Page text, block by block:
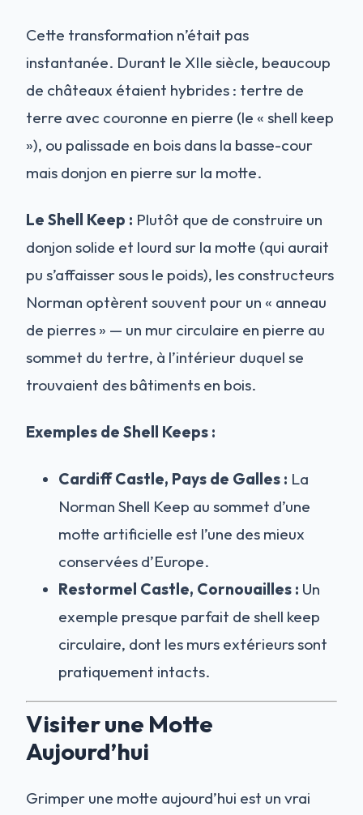
Cette transformation n’était pas
instantanée. Durant le XIIe siècle, beaucoup
de châteaux étaient hybrides : tertre de
terre avec couronne en pierre (le « shell keep
»), ou palissade en bois dans la basse-cour
mais donjon en pierre sur la motte.
Le Shell Keep : Plutôt que de construire un
donjon solide et lourd sur la motte (qui aurait
pu s’affaisser sous le poids), les constructeurs
Norman optèrent souvent pour un « anneau
de pierres » — un mur circulaire en pierre au
sommet du tertre, à l’intérieur duquel se
trouvaient des bâtiments en bois.
Exemples de Shell Keeps :
Cardiff Castle, Pays de Galles : La
Norman Shell Keep au sommet d’une
motte artificielle est l’une des mieux
conservées d’Europe.
Restormel Castle, Cornouailles : Un
exemple presque parfait de shell keep
circulaire, dont les murs extérieurs sont
pratiquement intacts.
Visiter une Motte
Aujourd’hui
Grimper une motte aujourd’hui est un vrai